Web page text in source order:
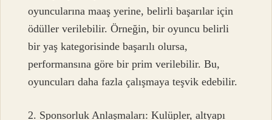
oyuncularına maaş yerine, belirli başarılar için
ödüller verilebilir. Örneğin, bir oyuncu belirli
bir yaş kategorisinde başarılı olursa,
performansına göre bir prim verilebilir. Bu,
oyuncuları daha fazla çalışmaya teşvik edebilir.
2. Sponsorluk Anlaşmaları: Kulüpler, altyapı